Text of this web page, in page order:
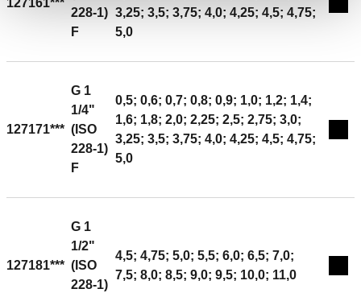
127161***
228-1)
F
3,25; 3,5; 3,75; 4,0; 4,25; 4,5; 4,75;
5,0
127171***
G 1
1/4"
(ISO
228-1)
F
0,5; 0,6; 0,7; 0,8; 0,9; 1,0; 1,2; 1,4;
1,6; 1,8; 2,0; 2,25; 2,5; 2,75; 3,0;
3,25; 3,5; 3,75; 4,0; 4,25; 4,5; 4,75;
5,0
127181***
G 1
1/2"
(ISO
228-1)
4,5; 4,75; 5,0; 5,5; 6,0; 6,5; 7,0;
7,5; 8,0; 8,5; 9,0; 9,5; 10,0; 11,0